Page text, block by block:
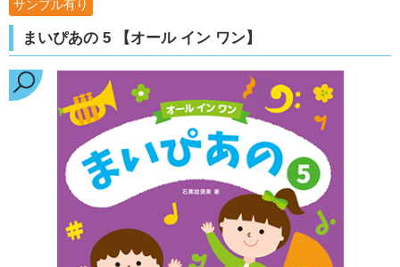
サンプル有り
まいぴあの 5 【オール イン ワン】